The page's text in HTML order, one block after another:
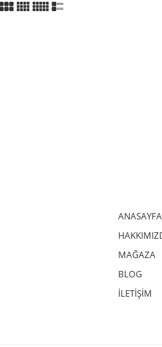
ANASAYFA
MAĞAZA
BLOG
İLETİŞİM